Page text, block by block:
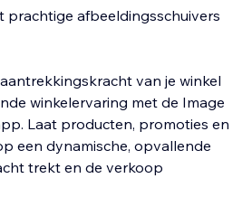
prachtige afbeeldingsschuivers
van je winkel
winkelervaring met de Image
Laat producten, promoties en
een dynamische, opvallende
trekt en de verkoop